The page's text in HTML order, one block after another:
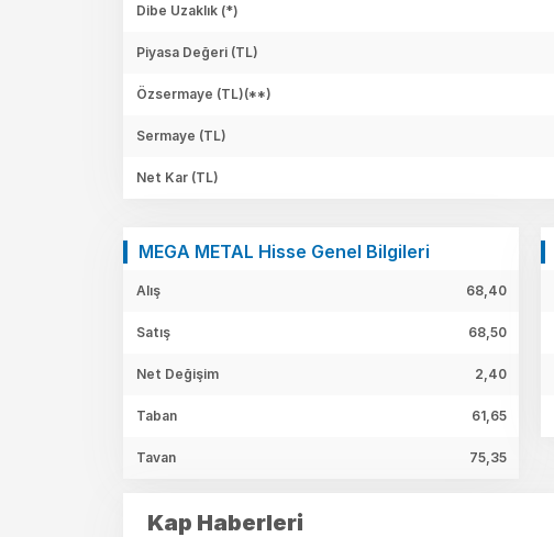
Dibe Uzaklık (*)
Piyasa Değeri (TL)
Özsermaye (TL)(**)
Sermaye (TL)
Net Kar (TL)
MEGA METAL Hisse Genel Bilgileri
Alış 68,40
Satış 68,50
Net Değişim 2,40
Taban 61,65
Tavan 75,35
Kap Haberleri